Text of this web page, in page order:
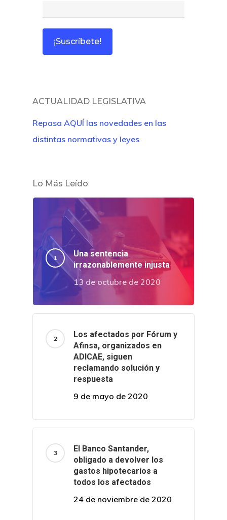
ACTUALIDAD LEGISLATIVA
Repasa AQUÍ las novedades en las
distintas normativas y leyes
Lo Más Leído
Una sentencia
irrazonablemente injusta
13 de octubre de 2020
Los afectados por Fórum y
Afinsa, organizados en
ADICAE, siguen
reclamando solución y
respuesta
9 de mayo de 2020
El Banco Santander,
obligado a devolver los
gastos hipotecarios a
todos los afectados
24 de noviembre de 2020
Inicio
Revista
Café Jurídico
Colabora
¿Quiénes